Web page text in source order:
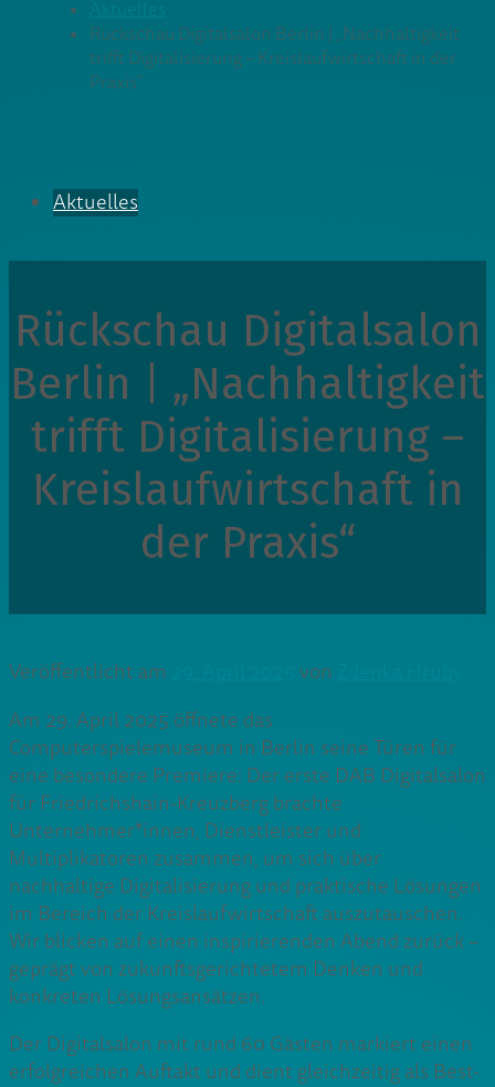
Rückschau Digitalsalon Berlin | „Nachhaltigkeit
trifft Digitalisierung – Kreislaufwirtschaft in der
Praxis“
Aktuelles
Rückschau Digitalsalon
Berlin | „Nachhaltigkeit
trifft Digitalisierung –
Kreislaufwirtschaft in
der Praxis“
Veröffentlicht am von
Am 29. April 2025 öffnete das
Computerspielemuseum in Berlin seine Türen für
eine besondere Premiere: Der erste DAB Digitalsalon
für Friedrichshain-Kreuzberg brachte
Unternehmer*innen, Dienstleister und
Multiplikatoren zusammen, um sich über
nachhaltige Digitalisierung und praktische Lösungen
im Bereich der Kreislaufwirtschaft auszutauschen.
Wir blicken auf einen inspirierenden Abend zurück –
geprägt von zukunftsgerichtetem Denken und
konkreten Lösungsansätzen.
Der Digitalsalon mit rund 60 Gästen markiert einen
erfolgreichen Auftakt und dient gleichzeitig als Best-